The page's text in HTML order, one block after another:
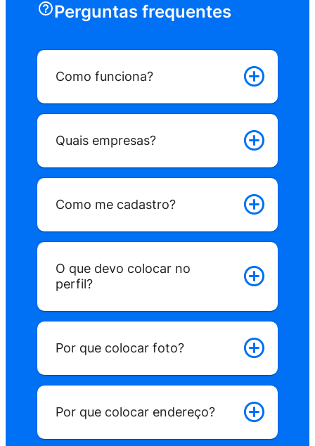
Como funciona?
Estabelecimento
1
Leva menos de 1 min.
Perguntas frequentes
Como funciona?
Quais empresas?
Como me cadastro?
O que devo colocar no
perfil?
Por que colocar foto?
Por que colocar endereço?